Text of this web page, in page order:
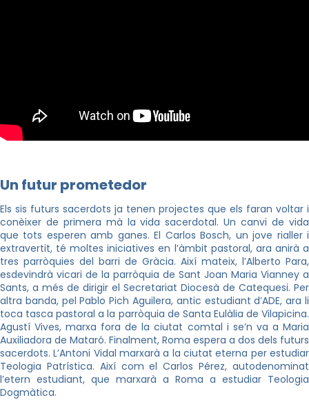
Un futur prometedor
Els sis futurs sacerdots ja tenen projectes que els faran voltar i
conèixer de primera mà la vida sacerdotal. Un canvi de vida
que tots esperen amb ganes. El Carlos Bosch, un jove rialler i
extravertit, té moltes iniciatives en l’àmbit pastoral, ara anirà a
tres parròquies del barri de Gràcia. Així mateix, l’Alberto Para,
esdevindrà vicari de la parròquia de Sant Joan Maria Vianney a
Sants, a més de dirigir el Secretariat Diocesà de Catequesi. Per
altra banda, pel Pablo Pich Aguilera, antic estudiant d’ADE, ara li
toca tasca pastoral a la parròquia de Santa Eulàlia de Vilapicina.
Agustí Vives, marxa fora de la ciutat comtal i se’n va a Maria
Auxiliadora de Mataró. Finalment, Roma espera a dos dels futurs
sacerdots. L’Antoni Vidal marxarà a la ciutat eterna per estudiar
Teologia Patrística. Així com el Carlos Pérez, autodenominat
l’etern estudiant, que marxarà a Roma a estudiar Teologia
Dogmàtica.